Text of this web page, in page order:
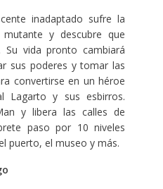
inadaptado sufre la
y descubre que
Su vida pronto cambiará
sus poderes y tomar las
convertirse en un héroe
Lagarto y sus esbirros.
y libera las calles de
paso por 10 niveles
puerto, el museo y más.